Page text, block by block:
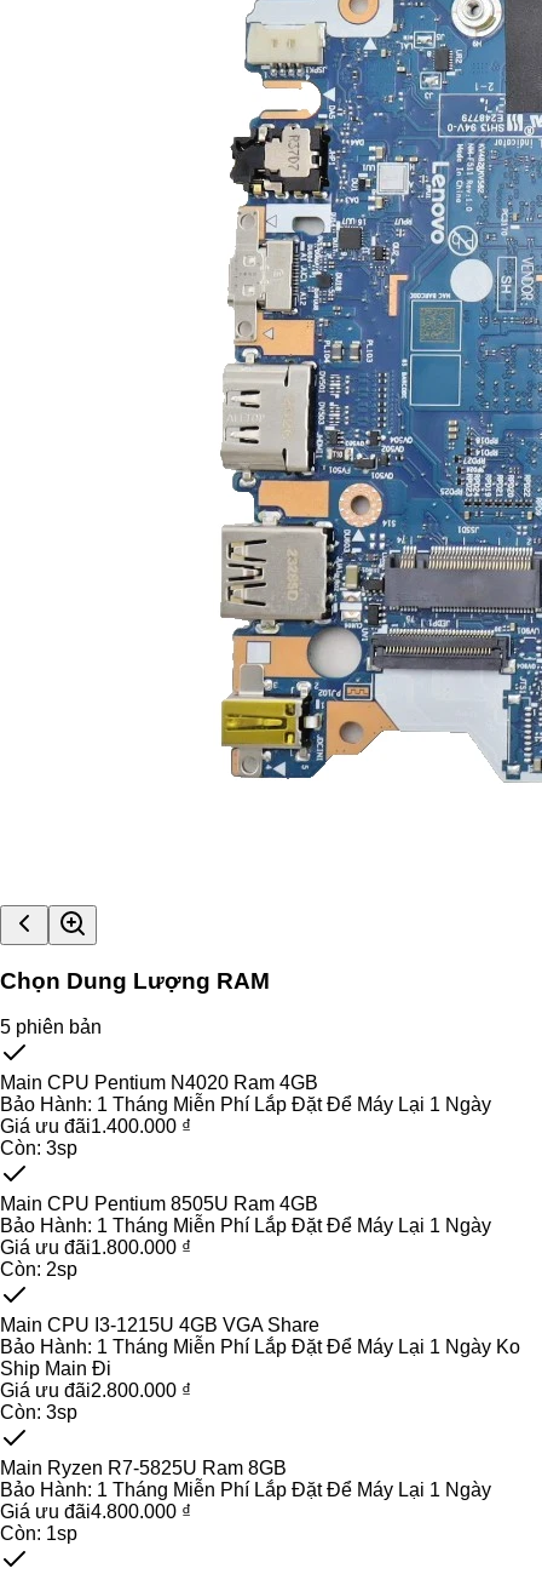
Chọn Dung Lượng RAM
5 phiên bản
Main CPU Pentium N4020 Ram 4GB
Bảo Hành: 1 Tháng Miễn Phí Lắp Đặt Để Máy Lại 1 Ngày
Giá ưu đãi1.400.000 ₫
Còn: 3sp
Main CPU Pentium 8505U Ram 4GB
Bảo Hành: 1 Tháng Miễn Phí Lắp Đặt Để Máy Lại 1 Ngày
Giá ưu đãi1.800.000 ₫
Còn: 2sp
Main CPU I3-1215U 4GB VGA Share
Bảo Hành: 1 Tháng Miễn Phí Lắp Đặt Để Máy Lại 1 Ngày Ko
Ship Main Đi
Giá ưu đãi2.800.000 ₫
Còn: 3sp
Main Ryzen R7-5825U Ram 8GB
Bảo Hành: 1 Tháng Miễn Phí Lắp Đặt Để Máy Lại 1 Ngày
Giá ưu đãi4.800.000 ₫
Còn: 1sp